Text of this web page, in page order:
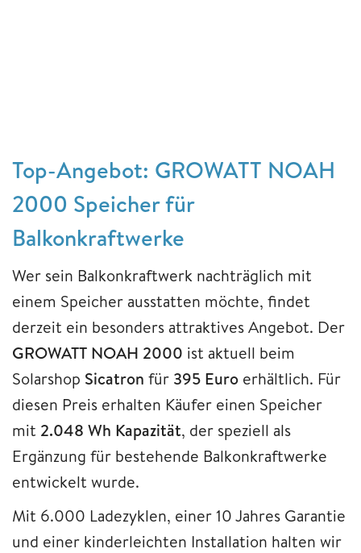
Top-Angebot: GROWATT NOAH
2000 Speicher für
Balkonkraftwerke
Wer sein Balkonkraftwerk nachträglich mit
einem Speicher ausstatten möchte, findet
derzeit ein besonders attraktives Angebot. Der
GROWATT NOAH 2000 ist aktuell beim
Solarshop Sicatron für 395 Euro erhältlich. Für
diesen Preis erhalten Käufer einen Speicher
mit 2.048 Wh Kapazität, der speziell als
Ergänzung für bestehende Balkonkraftwerke
entwickelt wurde.
Mit 6.000 Ladezyklen, einer 10 Jahres Garantie
und einer kinderleichten Installation halten wir